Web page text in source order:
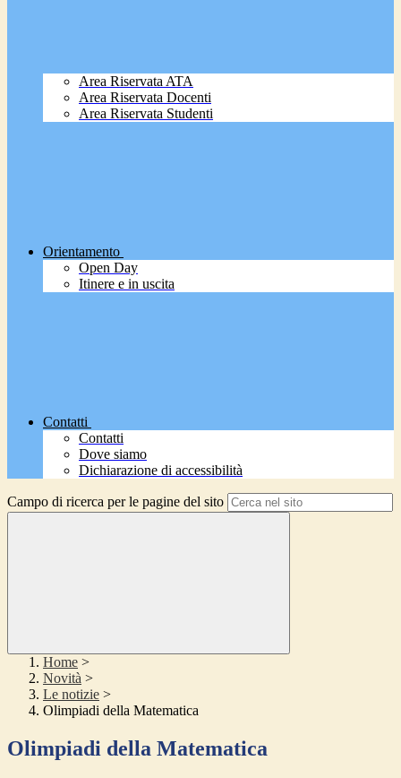
Area Riservata ATA
Area Riservata Docenti
Area Riservata Studenti
Orientamento
Open Day
Itinere e in uscita
Contatti
Contatti
Dove siamo
Dichiarazione di accessibilità
Campo di ricerca per le pagine del sito
Home >
Novità >
Le notizie >
Olimpiadi della Matematica
Olimpiadi della Matematica